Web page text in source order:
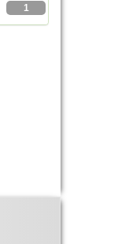
1